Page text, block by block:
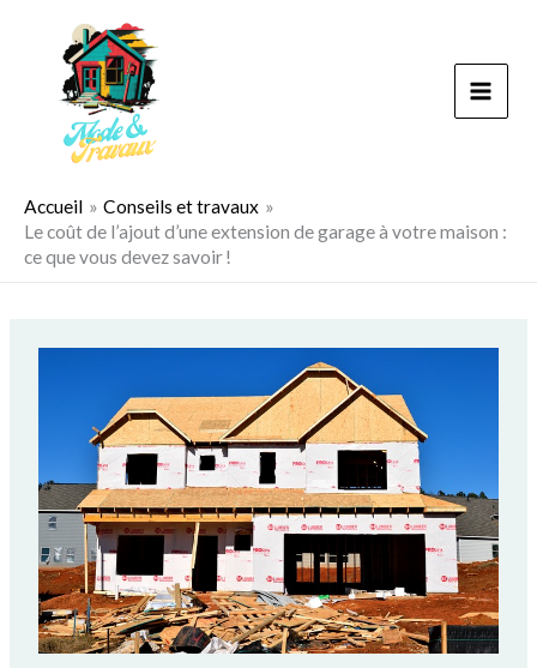
Accueil
Conseils et travaux
Le coût de l’ajout d’une extension de garage à votre maison :
ce que vous devez savoir !